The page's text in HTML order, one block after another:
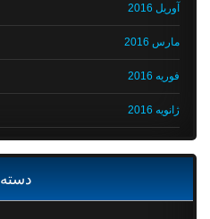
آوریل 2016
مارس 2016
فوریه 2016
ژانویه 2016
دسته‌ها